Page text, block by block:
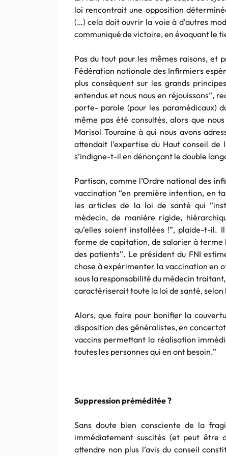
loi rencontrait une opposition
(…) cela doit ouvrir la voie à d’autres
communiqué de victoire, en évoquant le
Pas du tout pour les mêmes raisons,
Fédération nationale des Infirmiers
plus conséquent sur les grands
entendus et nous nous en réjouissons”,
porte- parole (pour les paramédicaux)
même pas été consultés, alors que
Marisol Touraine à qui nous avons
attendait l’expertise du Haut conseil de
s’indigne-t-il en dénonçant le double
Partisan, comme l’Ordre national des
vaccination “en première intention, en
les articles de la loi de santé qui
médecin, de manière rigide,
qu’elles soient installées !”, plaide-t-il.
forme de capitation, de salarier à terme
des patients”. Le président du FNI
chose à expérimenter la vaccination en
sous la responsabilité du médecin
caractériserait toute la loi de santé, selon
Alors, que faire pour bonifier la
disposition des généralistes, en
vaccins permettant la réalisation
toutes les personnes qui en ont besoin.”
Suppression préméditée ?
Sans doute bien consciente de la
immédiatement suscités (et peut
attendre non plus l’avis du conseil